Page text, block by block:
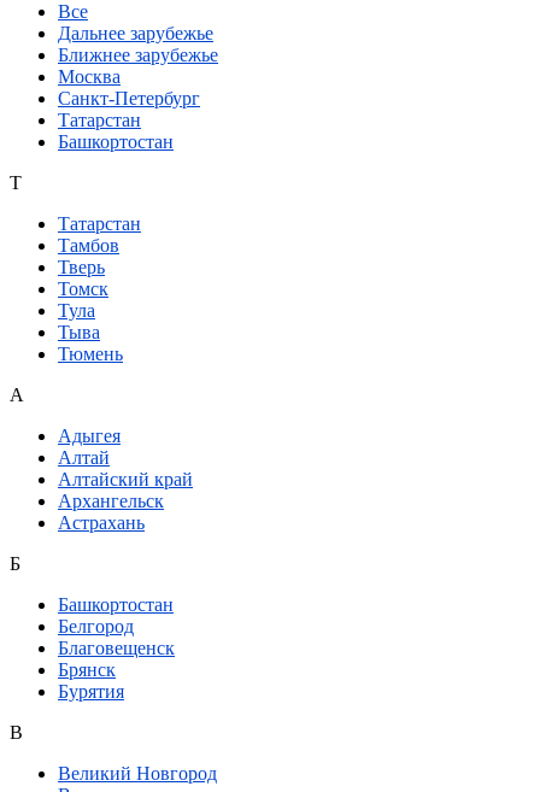
Все
Дальнее зарубежье
Ближнее зарубежье
Москва
Санкт-Петербург
Татарстан
Башкортостан
Т
Татарстан
Тамбов
Тверь
Томск
Тула
Тыва
Тюмень
А
Адыгея
Алтай
Алтайский край
Архангельск
Астрахань
Б
Башкортостан
Белгород
Благовещенск
Брянск
Бурятия
В
Великий Новгород